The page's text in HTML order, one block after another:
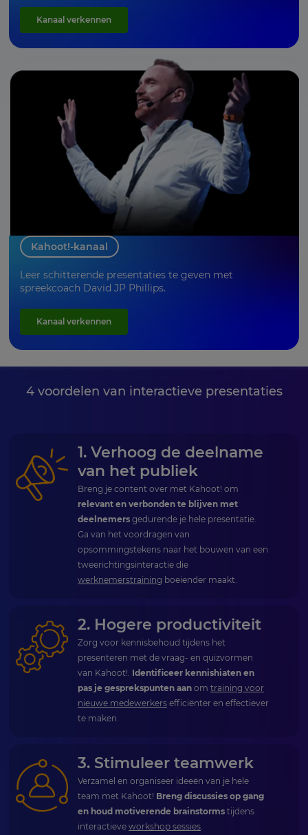
Kanaal verkennen
Kahoot!-kanaal
Leer schitterende presentaties te geven met
spreekcoach David JP Phillips.
Kanaal verkennen
4 voordelen van interactieve presentaties
1. Verhoog de deelname
van het publiek
Breng je content over met Kahoot! om
relevant en verbonden te blijven met
deelnemers gedurende je hele presentatie.
Ga van het voordragen van
opsommingstekens naar het bouwen van een
tweerichtingsinteractie die
werknemerstraining boeiender maakt.
2. Hogere productiviteit
Zorg voor kennisbehoud tijdens het
presenteren met de vraag- en quizvormen
van Kahoot!. Identificeer kennishiaten en
pas je gesprekspunten aan om training voor
nieuwe medewerkers efficiënter en effectiever
te maken.
3. Stimuleer teamwerk
Verzamel en organiseer ideeën van je hele
team met Kahoot! Breng discussies op gang
en houd motiverende brainstorms tijdens
interactieve workshop sessies